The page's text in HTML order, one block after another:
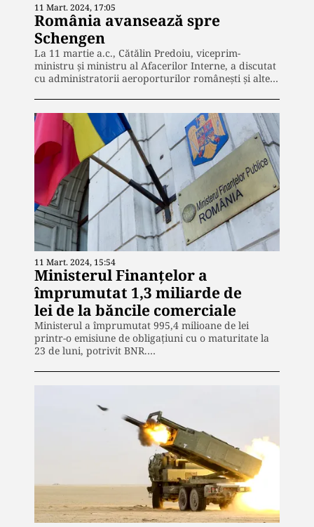
11 Mart. 2024, 17:05
România avansează spre
Schengen
La 11 martie a.c., Cătălin Predoiu, viceprim-
ministru și ministru al Afacerilor Interne, a discutat
cu administratorii aeroporturilor românești și alte…
11 Mart. 2024, 15:54
Ministerul Finanţelor a
împrumutat 1,3 miliarde de
lei de la băncile comerciale
Ministerul a împrumutat 995,4 milioane de lei
printr-o emisiune de obligaţiuni cu o maturitate la
23 de luni, potrivit BNR.…